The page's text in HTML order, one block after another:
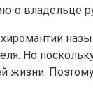
о владельце
Но
жизни.